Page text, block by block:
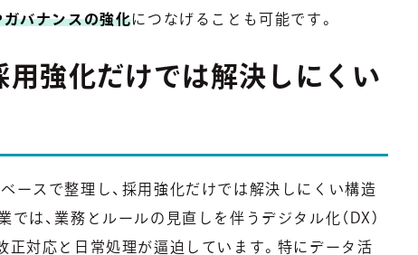
ガバナンスの強化につなげることも可能です。
用強化だけでは解決しにくい
ースで整理し、採用強化だけでは解決しにくい構造
は、業務とルールの見直しを伴うデジタル化（DX）
正対応と日常処理が逼迫しています。特にデータ活